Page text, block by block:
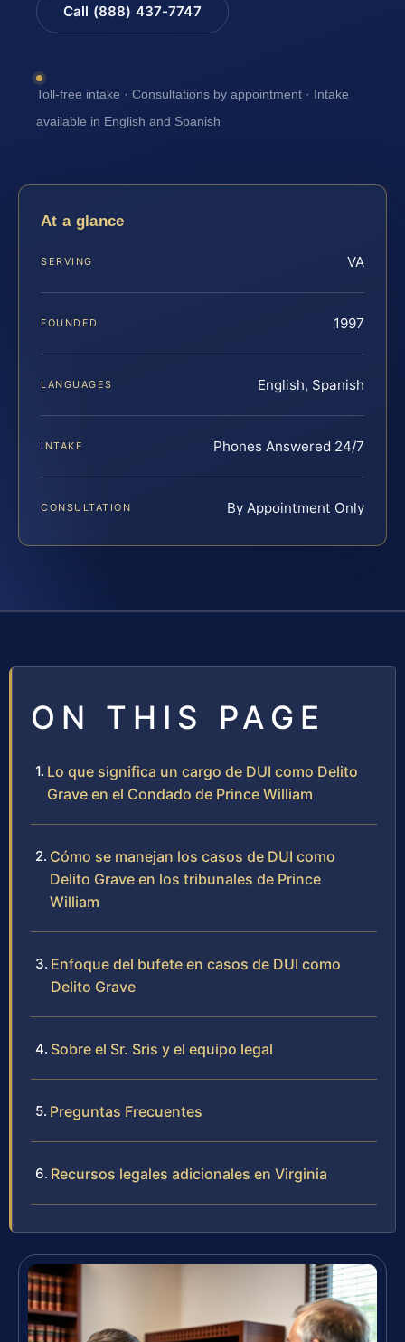
Call (888) 437-7747
Toll-free intake · Consultations by appointment · Intake
available in English and Spanish
At a glance
SERVING VA
FOUNDED 1997
LANGUAGES English, Spanish
INTAKE Phones Answered 24/7
CONSULTATION By Appointment Only
ON THIS PAGE
Lo que significa un cargo de DUI como Delito
Grave en el Condado de Prince William
Cómo se manejan los casos de DUI como
Delito Grave en los tribunales de Prince
William
Enfoque del bufete en casos de DUI como
Delito Grave
Sobre el Sr. Sris y el equipo legal
Preguntas Frecuentes
Recursos legales adicionales en Virginia